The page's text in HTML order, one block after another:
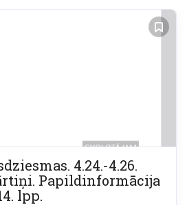
4.24.-4.26.
Papildinformācija
lpp.